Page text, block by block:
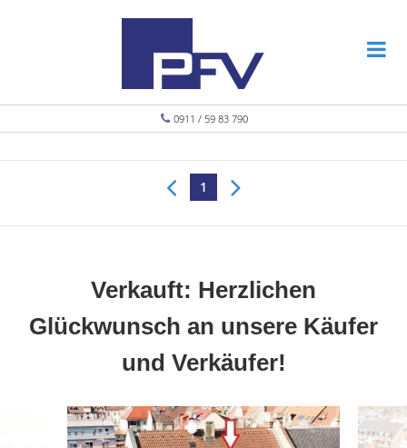
0911 / 59 83 790
1
Verkauft: Herzlichen
Glückwunsch an unsere Käufer
und Verkäufer!